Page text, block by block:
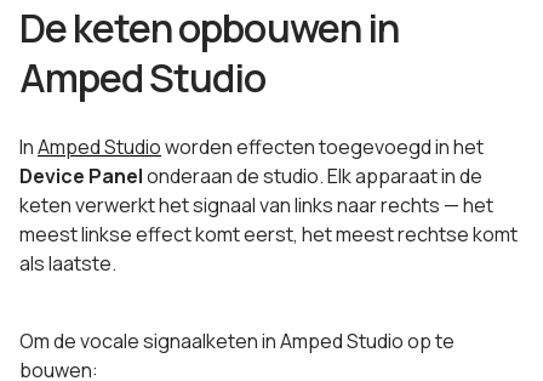
De keten opbouwen in
Amped Studio
InAmped Studioworden effecten toegevoegd in het
Device Panelonderaan de studio. Elk apparaat in de
keten verwerkt het signaal van links naar rechts — het
meest linkse effect komt eerst, het meest rechtse komt
als laatste.
Om de vocale signaalketen in Amped Studio op te
bouwen: